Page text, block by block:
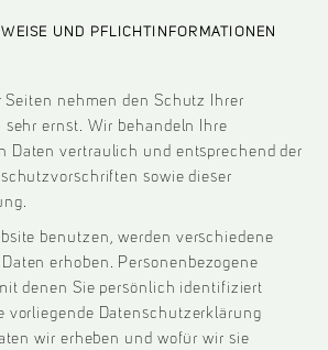
UND PFLICHTINFORMATIONEN
Seiten nehmen den Schutz Ihrer
sehr ernst. Wir behandeln Ihre
Daten vertraulich und entsprechend der
sowie dieser
benutzen, werden verschiedene
erhoben. Personenbezogene
denen Sie persönlich identifiziert
vorliegende Datenschutzerklärung
wir erheben und wofür wir sie